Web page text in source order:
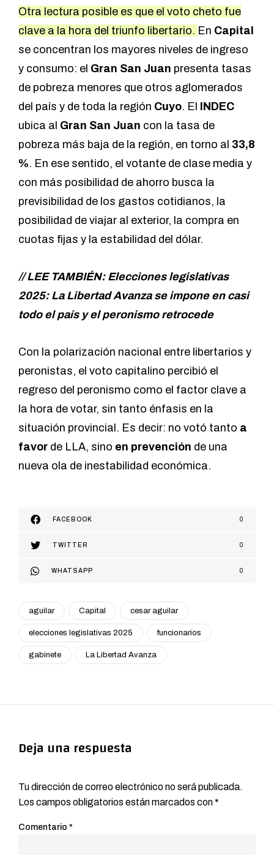
Otra lectura posible es que el voto cheto fue
clave a la hora del triunfo libertario. En Capital
se concentran los mayores niveles de ingreso
y consumo: el Gran San Juan presenta tasas
de pobreza menores que otros aglomerados
del país y de toda la región Cuyo. El
INDEC
ubica al Gran San Juan con la tasa de
pobreza más baja de la región, en torno al 33,8
%. En ese sentido, el votante de clase media y
con más posibilidad de ahorro busca la
previsibilidad de los gastos cotidianos, la
posibilidad de viajar al exterior, la compra en
cuotas fijas y la estabilidad del dólar.
// LEE TAMBIÉN:Elecciones legislativas
2025: La Libertad Avanza se impone en casi
todo el país y el peronismo retrocede
Con la polarización nacional entre libertarios y
peronistas, el voto capitalino percibió el
regreso del peronismo como el factor clave a
la hora de votar, sin tanto énfasis en la
situación provincial. Es decir: no votó tanto a
favor de LLA, sino en prevención de una
nueva ola de inestabilidad económica.
FACEBOOK 0
TWITTER 0
WHATSAPP 0
aguilar Capital cesar aguilar
elecciones legislativas 2025 funcionarios
gabinete La Libertad Avanza
Deja una respuesta
Tu dirección de correo electrónico no será publicada.
Los campos obligatorios están marcados con*
Comentario *